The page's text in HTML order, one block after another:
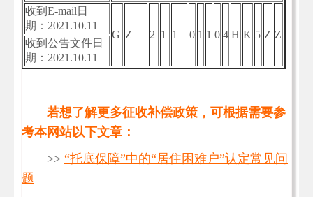
收到E-mail日
期：2021.10.11
G Z 2 1 1 0 1 1 0 4 H K 5 Z Z
收到公告文件日
期：2021.10.11
若想了解更多征收补偿政策，可根据需要参
考本网站以下文章：
>> “托底保障”中的“居住困难户”认定常见问
题